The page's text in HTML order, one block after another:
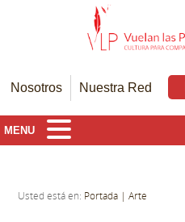
Nosotros Nuestra Red
MENU
Usted está en: Portada | Arte